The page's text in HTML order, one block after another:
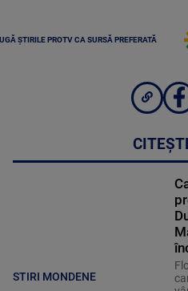
ȘTIRILE PROTV CA SURSĂ PREFERATĂ
STIRI MONDENE